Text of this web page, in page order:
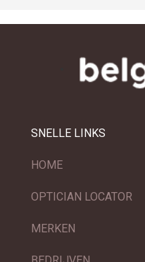
SNELLE LINKS
HOME
OPTICIAN LOCATOR
MERKEN